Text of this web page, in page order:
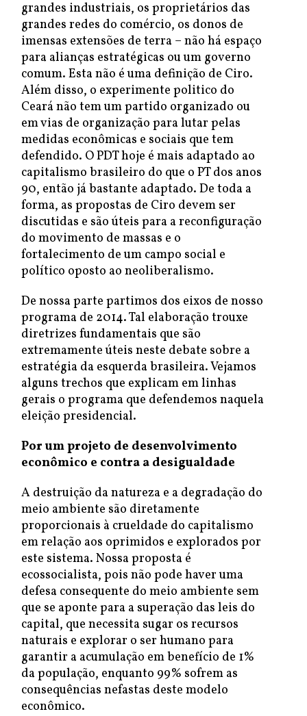
grandes industriais, os proprietários das
grandes redes do comércio, os donos de
imensas extensões de terra – não há espaço
para alianças estratégicas ou um governo
comum. Esta não é uma definição de Ciro.
Além disso, o experimente politico do
Ceará não tem um partido organizado ou
em vias de organização para lutar pelas
medidas econômicas e sociais que tem
defendido. O PDT hoje é mais adaptado ao
capitalismo brasileiro do que o PT dos anos
90, então já bastante adaptado. De toda a
forma, as propostas de Ciro devem ser
discutidas e são úteis para a reconfiguração
do movimento de massas e o
fortalecimento de um campo social e
político oposto ao neoliberalismo.
De nossa parte partimos dos eixos de nosso
programa de 2014. Tal elaboração trouxe
diretrizes fundamentais que são
extremamente úteis neste debate sobre a
estratégia da esquerda brasileira. Vejamos
alguns trechos que explicam em linhas
gerais o programa que defendemos naquela
eleição presidencial.
Por um projeto de desenvolvimento
econômico e contra a desigualdade
A destruição da natureza e a degradação do
meio ambiente são diretamente
proporcionais à crueldade do capitalismo
em relação aos oprimidos e explorados por
este sistema. Nossa proposta é
ecossocialista, pois não pode haver uma
defesa consequente do meio ambiente sem
que se aponte para a superação das leis do
capital, que necessita sugar os recursos
naturais e explorar o ser humano para
garantir a acumulação em benefício de 1%
da população, enquanto 99% sofrem as
consequências nefastas deste modelo
econômico.